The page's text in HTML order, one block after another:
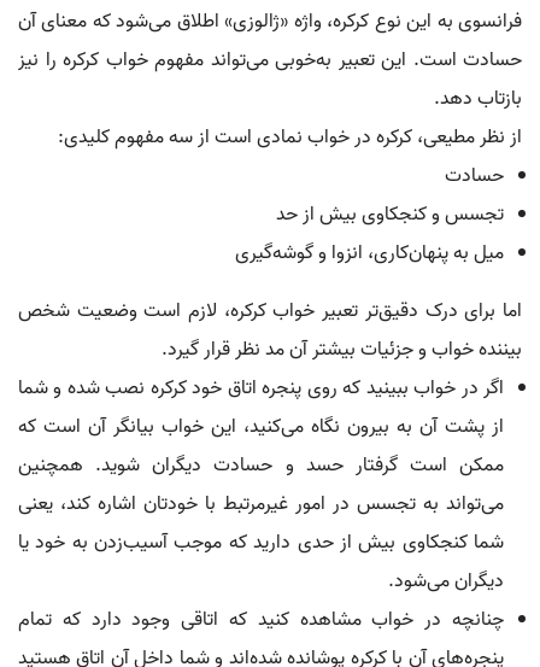
فرانسوی به این نوع کرکره، واژه «ژالوزی» اطلاق می‌شود که معنای آن
حسادت است. این تعبیر به‌خوبی می‌تواند مفهوم خواب کرکره را نیز
بازتاب دهد.
از نظر مطیعی، کرکره در خواب نمادی است از سه مفهوم کلیدی:
حسادت
تجسس و کنجکاوی بیش از حد
میل به پنهان‌کاری، انزوا و گوشه‌گیری
اما برای درک دقیق‌تر تعبیر خواب کرکره، لازم است وضعیت شخص
بیننده خواب و جزئیات بیشتر آن مد نظر قرار گیرد.
اگر در خواب ببینید که روی پنجره اتاق خود کرکره نصب شده و شما
از پشت آن به بیرون نگاه می‌کنید، این خواب بیانگر آن است که
ممکن است گرفتار حسد و حسادت دیگران شوید. همچنین
می‌تواند به تجسس در امور غیرمرتبط با خودتان اشاره کند، یعنی
شما کنجکاوی بیش از حدی دارید که موجب آسیب‌زدن به خود یا
دیگران می‌شود.
چنانچه در خواب مشاهده کنید که اتاقی وجود دارد که تمام
پنجره‌های آن با کرکره پوشانده شده‌اند و شما داخل آن اتاق هستید